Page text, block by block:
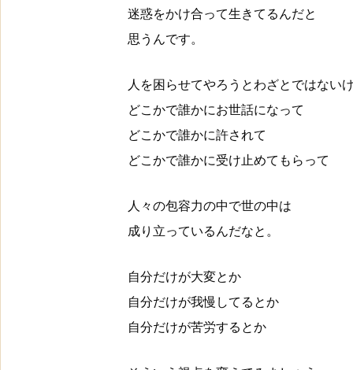
迷惑をかけ合って生きてるんだと
思うんです。
人を困らせてやろうとわざとではない
どこかで誰かにお世話になって
どこかで誰かに許されて
どこかで誰かに受け止めてもらって
人々の包容力の中で世の中は
成り立っているんだなと。
自分だけが大変とか
自分だけが我慢してるとか
自分だけが苦労するとか